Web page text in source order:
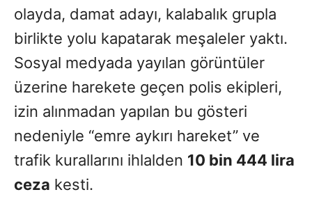
olayda, damat adayı, kalabalık grupla
birlikte yolu kapatarak meşaleler yaktı.
Sosyal medyada yayılan görüntüler
üzerine harekete geçen polis ekipleri,
izin alınmadan yapılan bu gösteri
nedeniyle “emre aykırı hareket” ve
trafik kurallarını ihlalden 10 bin 444 lira
ceza kesti.